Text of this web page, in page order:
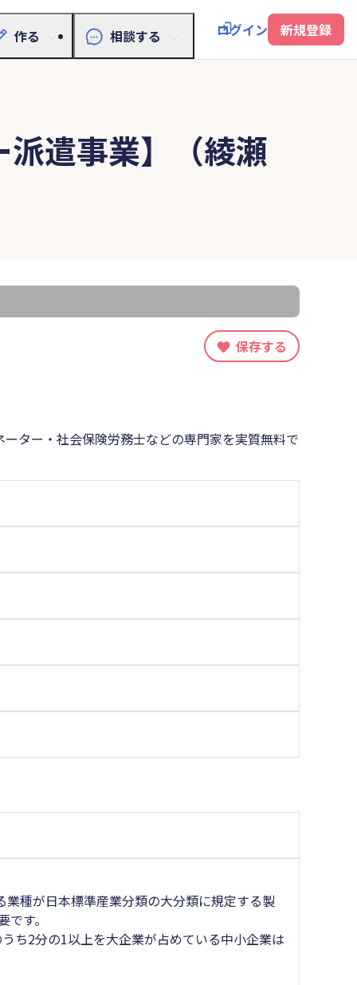
作る 相談する ログイン 新規登録
遣事業】（綾瀬
保存する
ター・社会保険労務士などの専門家を実質無料で
種が日本標準産業分類の大分類に規定する製
す。
ち2分の1以上を大企業が占めている中小企業は